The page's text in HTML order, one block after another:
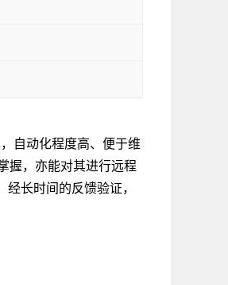
自动化程度高、便于维
握，亦能对其进行远程
长时间的反馈验证，